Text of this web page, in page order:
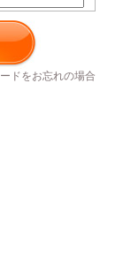
ドをお忘れの場合